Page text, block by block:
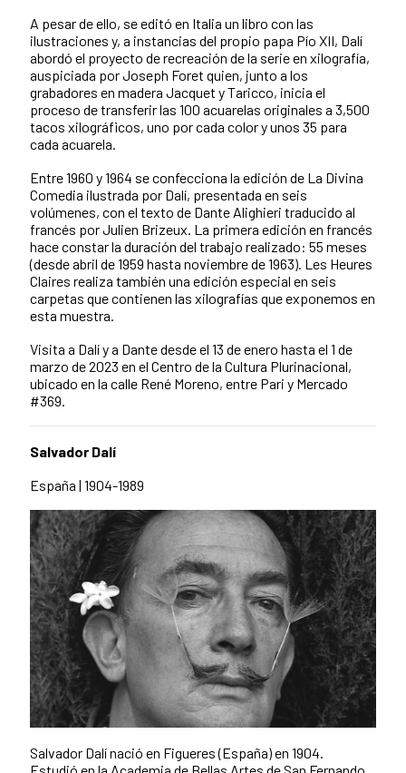
A pesar de ello, se editó en Italia un libro con las
ilustraciones y, a instancias del propio papa Pío XII, Dalí
abordó el proyecto de recreación de la serie en xilografía,
auspiciada por Joseph Foret quien, junto a los
grabadores en madera Jacquet y Taricco, inicia el
proceso de transferir las 100 acuarelas originales a 3,500
tacos xilográficos, uno por cada color y unos 35 para
cada acuarela.
Entre 1960 y 1964 se confecciona la edición de La Divina
Comedia ilustrada por Dalí, presentada en seis
volúmenes, con el texto de Dante Alighieri traducido al
francés por Julien Brizeux. La primera edición en francés
hace constar la duración del trabajo realizado: 55 meses
(desde abril de 1959 hasta noviembre de 1963). Les Heures
Claires realiza también una edición especial en seis
carpetas que contienen las xilografías que exponemos en
esta muestra.
Visita a Dalí y a Dante desde el 13 de enero hasta el 1 de
marzo de 2023 en el Centro de la Cultura Plurinacional,
ubicado en la calle René Moreno, entre Pari y Mercado
#369.
Salvador Dalí
España | 1904-1989
Salvador Dalí nació en Figueres (España) en 1904.